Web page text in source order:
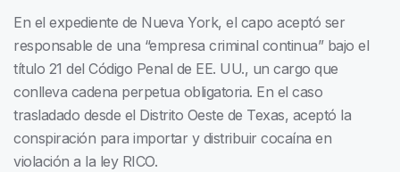
En el expediente de Nueva York, el capo aceptó ser
responsable de una “empresa criminal continua” bajo el
título 21 del Código Penal de EE. UU., un cargo que
conlleva cadena perpetua obligatoria. En el caso
trasladado desde el Distrito Oeste de Texas, aceptó la
conspiración para importar y distribuir cocaína en
violación a la ley RICO.